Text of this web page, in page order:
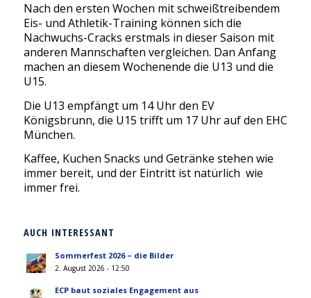
Nach den ersten Wochen mit schweißtreibendem
Eis- und Athletik-Training können sich die
Nachwuchs-Cracks erstmals in dieser Saison mit
anderen Mannschaften vergleichen. Dan Anfang
machen an diesem Wochenende die U13 und die
U15.
Die U13 empfängt um 14 Uhr den EV
Königsbrunn, die U15 trifft um 17 Uhr auf den EHC
München.
Kaffee, Kuchen Snacks und Getränke stehen wie
immer bereit, und der Eintritt ist natürlich wie
immer frei.
AUCH INTERESSANT
Sommerfest 2026 – die Bilder
2. August 2026 - 12:50
ECP baut soziales Engagement aus